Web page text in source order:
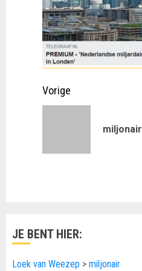
Doorgaan
Vorige
miljonair
JE BENT HIER:
Loek van Weezep > miljonair